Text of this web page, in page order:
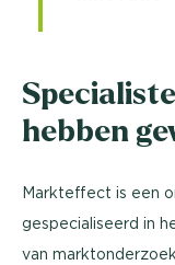
hebben
Markteffect is een
gespecialiseerd in
van